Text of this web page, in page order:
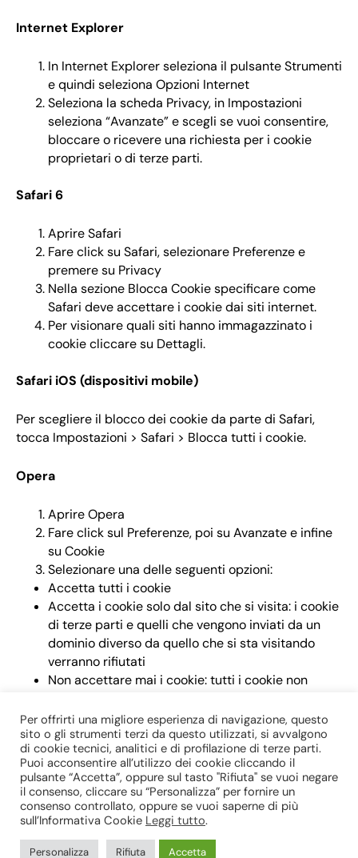
Internet Explorer
In Internet Explorer seleziona il pulsante Strumenti
e quindi seleziona Opzioni Internet
Seleziona la scheda Privacy, in Impostazioni
seleziona “Avanzate” e scegli se vuoi consentire,
bloccare o ricevere una richiesta per i cookie
proprietari o di terze parti.
Safari 6
Aprire Safari
Fare click su Safari, selezionare Preferenze e
premere su Privacy
Nella sezione Blocca Cookie specificare come
Safari deve accettare i cookie dai siti internet.
Per visionare quali siti hanno immagazzinato i
cookie cliccare su Dettagli.
Safari iOS (dispositivi mobile)
Per scegliere il blocco dei cookie da parte di Safari,
tocca Impostazioni > Safari > Blocca tutti i cookie.
Opera
Aprire Opera
Fare click sul Preferenze, poi su Avanzate e infine
su Cookie
Selezionare una delle seguenti opzioni:
Accetta tutti i cookie
Accetta i cookie solo dal sito che si visita: i cookie
di terze parti e quelli che vengono inviati da un
dominio diverso da quello che si sta visitando
verranno rifiutati
Non accettare mai i cookie: tutti i cookie non
Per ulteriori approfondimenti su come gestire o
disabilitare i cookie di terze parti è possibile visitare il
sitowww.youronlinechoices.com
P.I. e C.F. 14532791002 –Informativa Privacy
Per offrirti una migliore esperienza di navigazione, questo
sito o gli strumenti terzi da questo utilizzati, si avvalgono
di cookie tecnici, analitici e di profilazione di terze parti.
Puoi acconsentire all’utilizzo dei cookie cliccando il
pulsante “Accetta”, oppure sul tasto "Rifiuta" se vuoi negare
il consenso, cliccare su “Personalizza” per fornire un
consenso controllato, oppure se vuoi saperne di più
sull’Informativa Cookie Leggi tutto.
Personalizza Rifiuta Accetta